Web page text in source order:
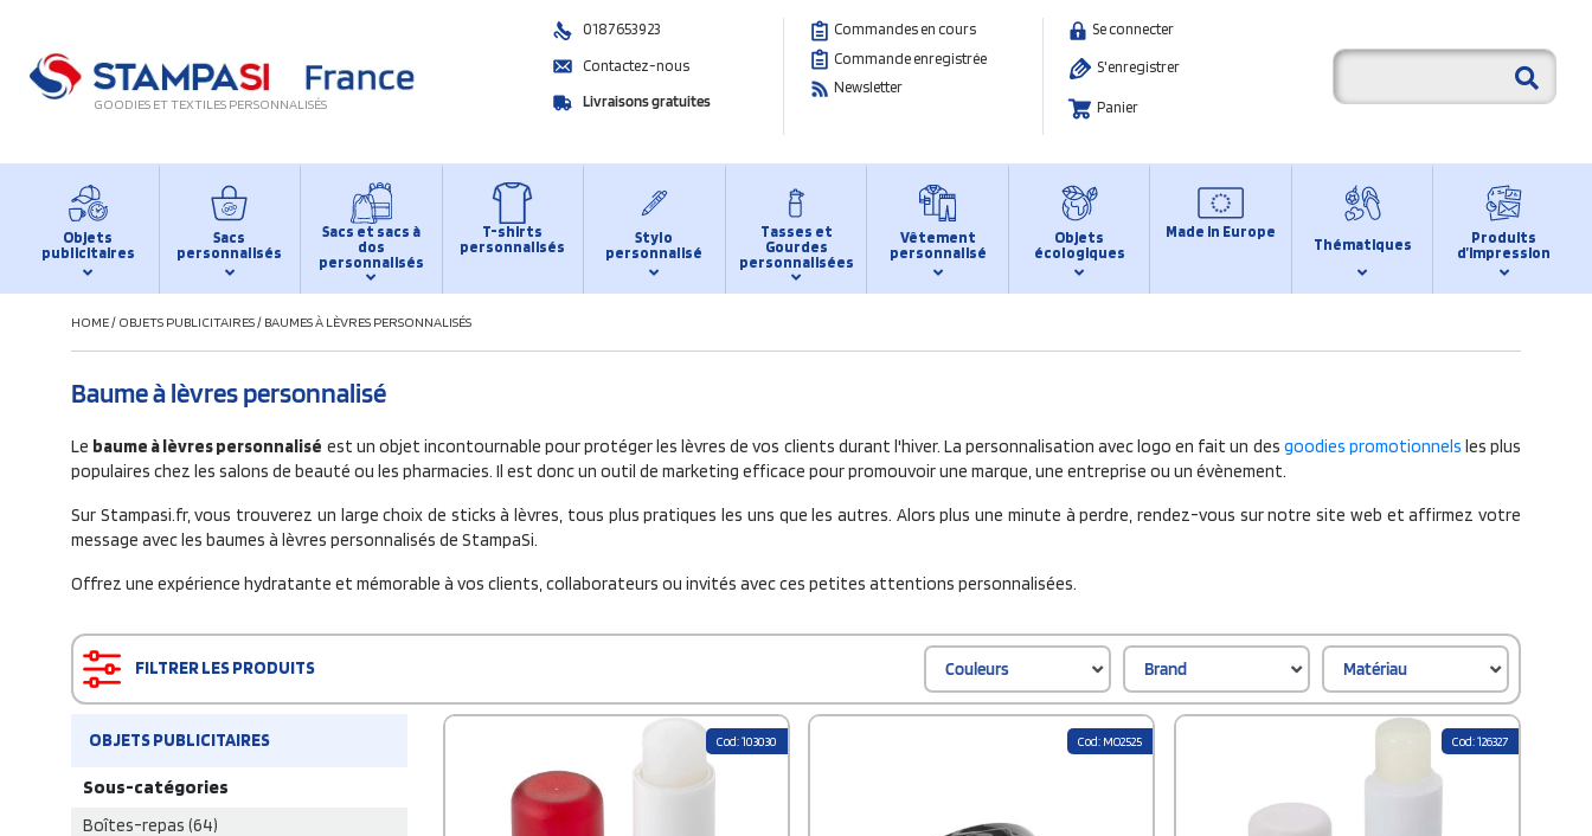
GOODIES ET TEXTILES PERSONNALISÉS
0187653923
Contactez-nous
Livraisons gratuites
Commandes en cours
Commande enregistrée
Newsletter
Se connecter
S'enregistrer
Panier
Objets
publicitaires
Sacs
personnalisés
Sacs et sacs à
dos
personnalisés
T-shirts
personnalisés
Stylo
personnalisé
Tasses et
Gourdes
personnalisées
Vêtement
personnalisé
Objets
écologiques
Made in Europe
Thématiques
Produits
d’impression
HOME/ OBJETS PUBLICITAIRES/ BAUMES À LÈVRES PERSONNALISÉS
Baume à lèvres personnalisé
Le baume à lèvres personnalisé est un objet incontournable pour protéger les lèvres de vos clients durant l'hiver. La personnalisation avec logo en fait un des goodies promotionnels les plus
populaires chez les salons de beauté ou les pharmacies. Il est donc un outil de marketing efficace pour promouvoir une marque, une entreprise ou un évènement.
Sur Stampasi.fr, vous trouverez un large choix de sticks à lèvres, tous plus pratiques les uns que les autres. Alors plus une minute à perdre, rendez-vous sur notre site web et affirmez votre
message avec les baumes à lèvres personnalisés de StampaSi.
Offrez une expérience hydratante et mémorable à vos clients, collaborateurs ou invités avec ces petites attentions personnalisées.
FILTRER LES PRODUITS Couleurs Brand Matériau
OBJETS PUBLICITAIRES
Sous-catégories
Boîtes-repas (64)
Cod: 103030 Cod: MO2525 Cod: 126327